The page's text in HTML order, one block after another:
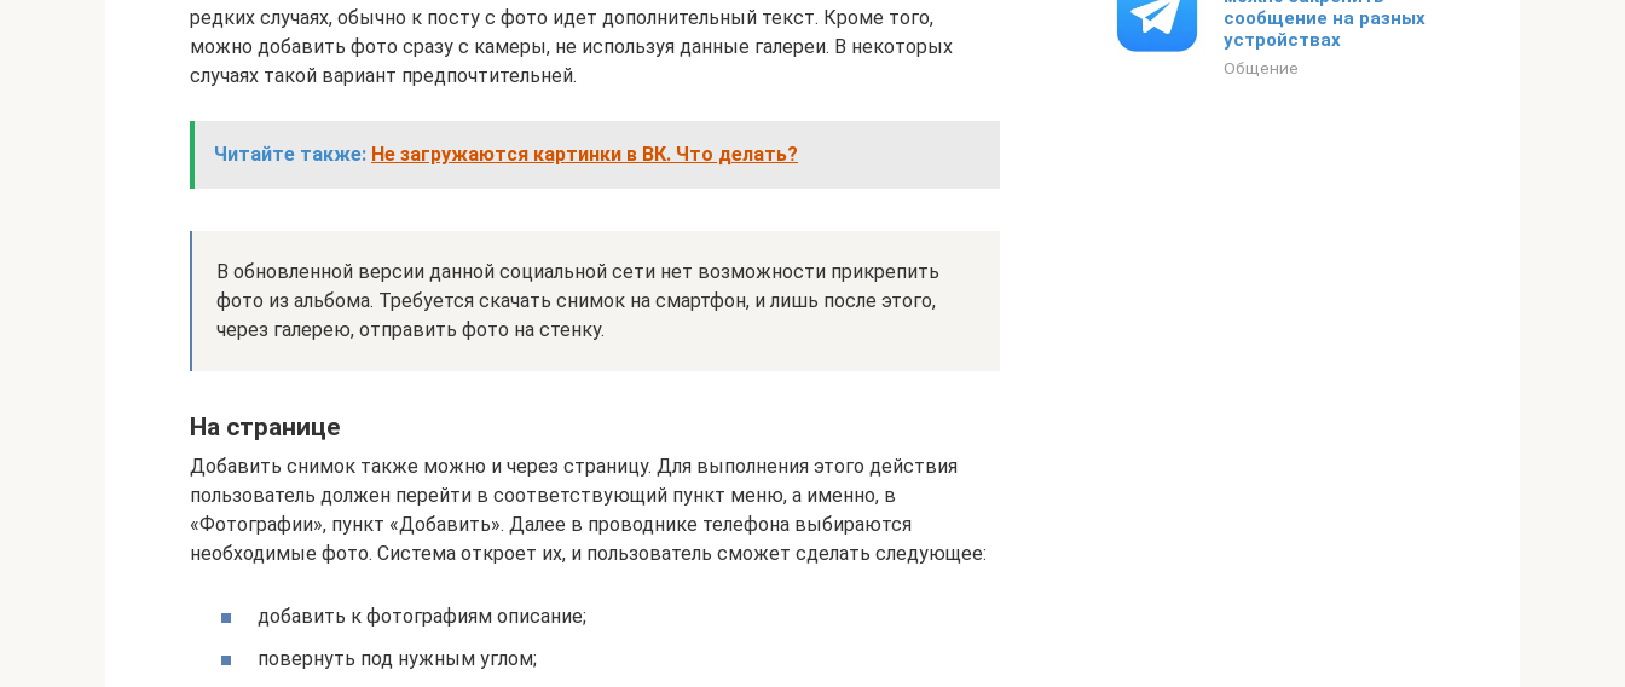
редких случаях, обычно к посту с фото идет дополнительный текст. Кроме того,
можно добавить фото сразу с камеры, не используя данные галереи. В некоторых
случаях такой вариант предпочтительней.
Читайте также: Не загружаются картинки в ВК. Что делать?
В обновленной версии данной социальной сети нет возможности прикрепить
фото из альбома. Требуется скачать снимок на смартфон, и лишь после этого,
через галерею, отправить фото на стенку.
На странице
Добавить снимок также можно и через страницу. Для выполнения этого действия
пользователь должен перейти в соответствующий пункт меню, а именно, в
«Фотографии», пункт «Добавить». Далее в проводнике телефона выбираются
необходимые фото. Система откроет их, и пользователь сможет сделать следующее:
добавить к фотографиям описание;
повернуть под нужным углом;
сообщение на разных
устройствах
Общение